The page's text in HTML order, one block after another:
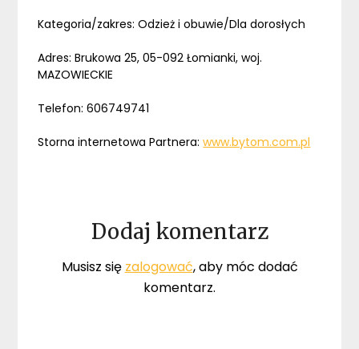
Kategoria/zakres: Odzież i obuwie/Dla dorosłych
Adres: Brukowa 25, 05-092 Łomianki, woj.
MAZOWIECKIE
Telefon: 606749741
Storna internetowa Partnera:www.bytom.com.pl
Dodaj komentarz
Musisz się zalogować, aby móc dodać
komentarz.